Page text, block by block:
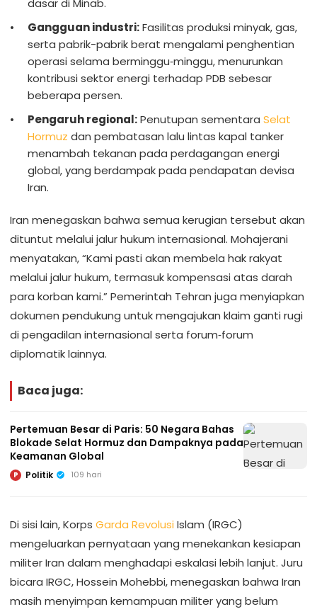
dasar di Minab.
Gangguan industri:Fasilitas produksi minyak, gas,
serta pabrik-pabrik berat mengalami penghentian
operasi selama berminggu‑minggu, menurunkan
kontribusi sektor energi terhadap PDB sebesar
beberapa persen.
Pengaruh regional:Penutupan sementara Selat
Hormuz dan pembatasan lalu lintas kapal tanker
menambah tekanan pada perdagangan energi
global, yang berdampak pada pendapatan devisa
Iran.
Iran menegaskan bahwa semua kerugian tersebut akan
dituntut melalui jalur hukum internasional. Mohajerani
menyatakan, “Kami pasti akan membela hak rakyat
melalui jalur hukum, termasuk kompensasi atas darah
para korban kami.” Pemerintah Tehran juga menyiapkan
dokumen pendukung untuk mengajukan klaim ganti rugi
di pengadilan internasional serta forum‑forum
diplomatik lainnya.
Baca juga:
Pertemuan Besar di Paris: 50 Negara Bahas
Blokade Selat Hormuz dan Dampaknya pada
Keamanan Global
P Politik 109 hari
Di sisi lain, Korps Garda RevolusiIslam (IRGC)
mengeluarkan pernyataan yang menekankan kesiapan
militer Iran dalam menghadapi eskalasi lebih lanjut. Juru
bicara IRGC, Hossein Mohebbi, menegaskan bahwa Iran
masih menyimpan kemampuan militer yang belum